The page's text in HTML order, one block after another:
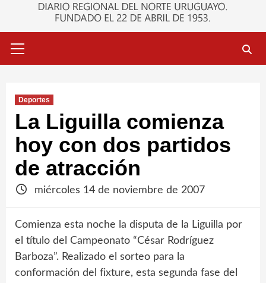
primario
Deportes
La Liguilla comienza
hoy con dos partidos
de atracción
miércoles 14 de noviembre de 2007
Comienza esta noche la disputa de la Liguilla por
el título del Campeonato “César Rodríguez
Barboza”. Realizado el sorteo para la
conformación del fixture, esta segunda fase del